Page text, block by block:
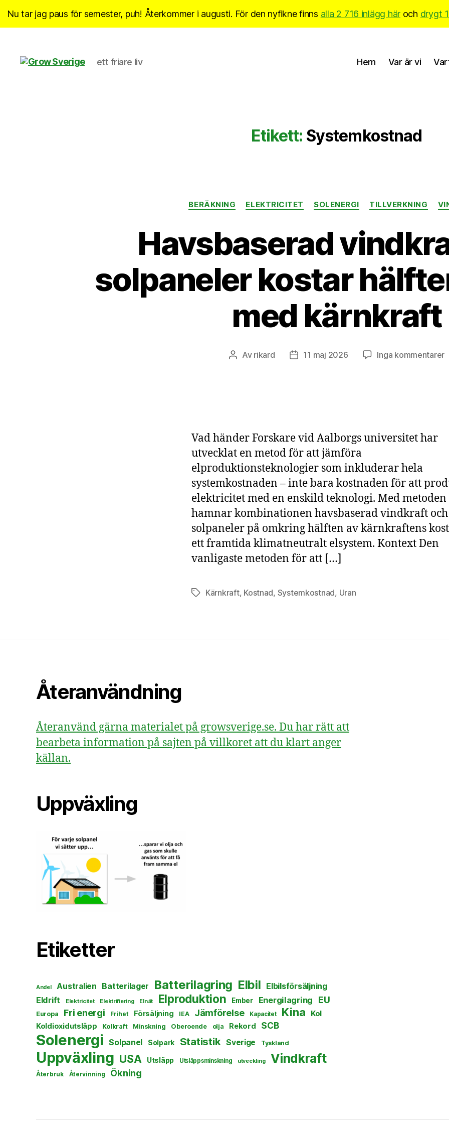
Nu tar jag paus för semester, puh! Återkommer i augusti. För den nyfikne finns alla 2 716 inlägg här och drygt
ett friare liv Hem Var är vi
Etikett: Systemkostnad
Kategorier
BERÄKNING ELEKTRICITET SOLENERGI TILLVERKNING
Havsbaserad
solpaneler kostar
med kärnkraft
Inläggsförfattare
Av rikard Inläggsdatum
11 maj 2026 Inga kommentarertill
Vad händer Forskare vid Aalborgs universitet har
utvecklat en metod för att jämföra
elproduktionsteknologier som inkluderar hela
systemkostnaden – inte bara kostnaden för att
elektricitet med en enskild teknologi. Med metoden
hamnar kombinationen havsbaserad vindkraft och
solpaneler på omkring hälften av kärnkraftens
ett framtida klimatneutralt elsystem. Kontext Den
vanligaste metoden för att […]
Etiketter
Kärnkraft, Kostnad, Systemkostnad, Uran
Återanvändning
Återanvänd gärna materialet på growsverige.se. Du har rätt att
bearbeta information på sajten på villkoret att du klart anger
källan.
Uppväxling
Etiketter
Andel Australien Batterilager Batterilagring Elbil Elbilsförsäljning
Eldrift
Elektricitet Elektrifiering Elnät Elproduktion Ember Energilagring EU
Europa Fri energi Frihet Försäljning IEA Jämförelse Kapacitet Kina Kol
Koldioxidutsläpp Kolkraft Minskning Oberoende olja Rekord SCB
Solenergi Solpanel Solpark Statistik Sverige Tyskland
Uppväxling USA Utsläpp Utsläppsminskning utveckling Vindkraft
Återbruk Återvinning Ökning